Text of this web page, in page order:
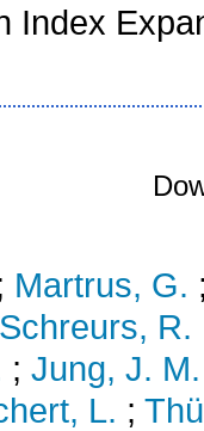
Index
Martrus, G.
Schreurs, R.
; Jung, J. M.
L. ;